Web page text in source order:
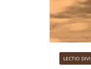
LECTIO